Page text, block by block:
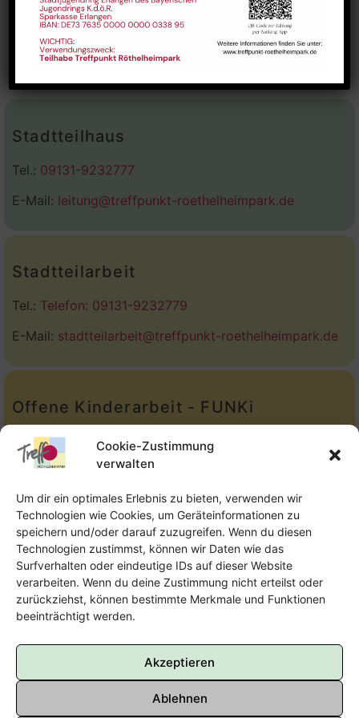
Cookie-Zustimmung
verwalten
Um dir ein optimales Erlebnis zu bieten, verwenden wir
Technologien wie Cookies, um Geräteinformationen zu
speichern und/oder darauf zuzugreifen. Wenn du diesen
Technologien zustimmst, können wir Daten wie das
Surfverhalten oder eindeutige IDs auf dieser Website
verarbeiten. Wenn du deine Zustimmung nicht erteilst oder
zurückziehst, können bestimmte Merkmale und Funktionen
beeinträchtigt werden.
Akzeptieren
Ablehnen
Stadtteilhaus
Tel.: 09131-9232777
E-Mail: leitung@treffpunkt-roethelheimpark.de
Stadtteilarbeit
Tel.: Telefon: 09131-9232779
E-Mail: stadtteilarbeit@treffpunkt-roethelheimpark.de
Offene Kinderarbeit - FUNKi
Tel.:Telefon: 09131-610749
E-Mail:oka@treffpunkt-roethelheimpark.de
Offene Jugendarbeit - Easthouse
Tel:
09131–302259
E-Mail:oja@treffpunkt-roethelheimpark.de